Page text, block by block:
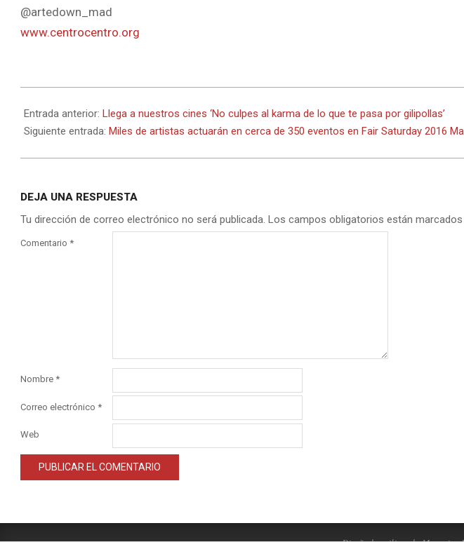
@artedown_mad
www.centrocentro.org
11-
22
Entrada anterior: Llega a nuestros cines ‘No culpes al karma de lo que te pasa por gilipollas’
Siguiente entrada: Miles de artistas actuarán en cerca de 350 eventos en Fair Saturday 2016
DEJA UNA RESPUESTA
Tu dirección de correo electrónico no será publicada. Los campos obligatorios están
Comentario *
Nombre *
Correo electrónico *
Web